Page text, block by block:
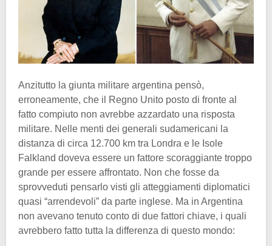
Anzitutto la giunta militare argentina pensò,
erroneamente, che il Regno Unito posto di fronte al
fatto compiuto non avrebbe azzardato una risposta
militare. Nelle menti dei generali sudamericani la
distanza di circa 12.700 km tra Londra e le Isole
Falkland doveva essere un fattore scoraggiante troppo
grande per essere affrontato. Non che fosse da
sprovveduti pensarlo visti gli atteggiamenti diplomatici
quasi “arrendevoli” da parte inglese. Ma in Argentina
non avevano tenuto conto di due fattori chiave, i quali
avrebbero fatto tutta la differenza di questo mondo: